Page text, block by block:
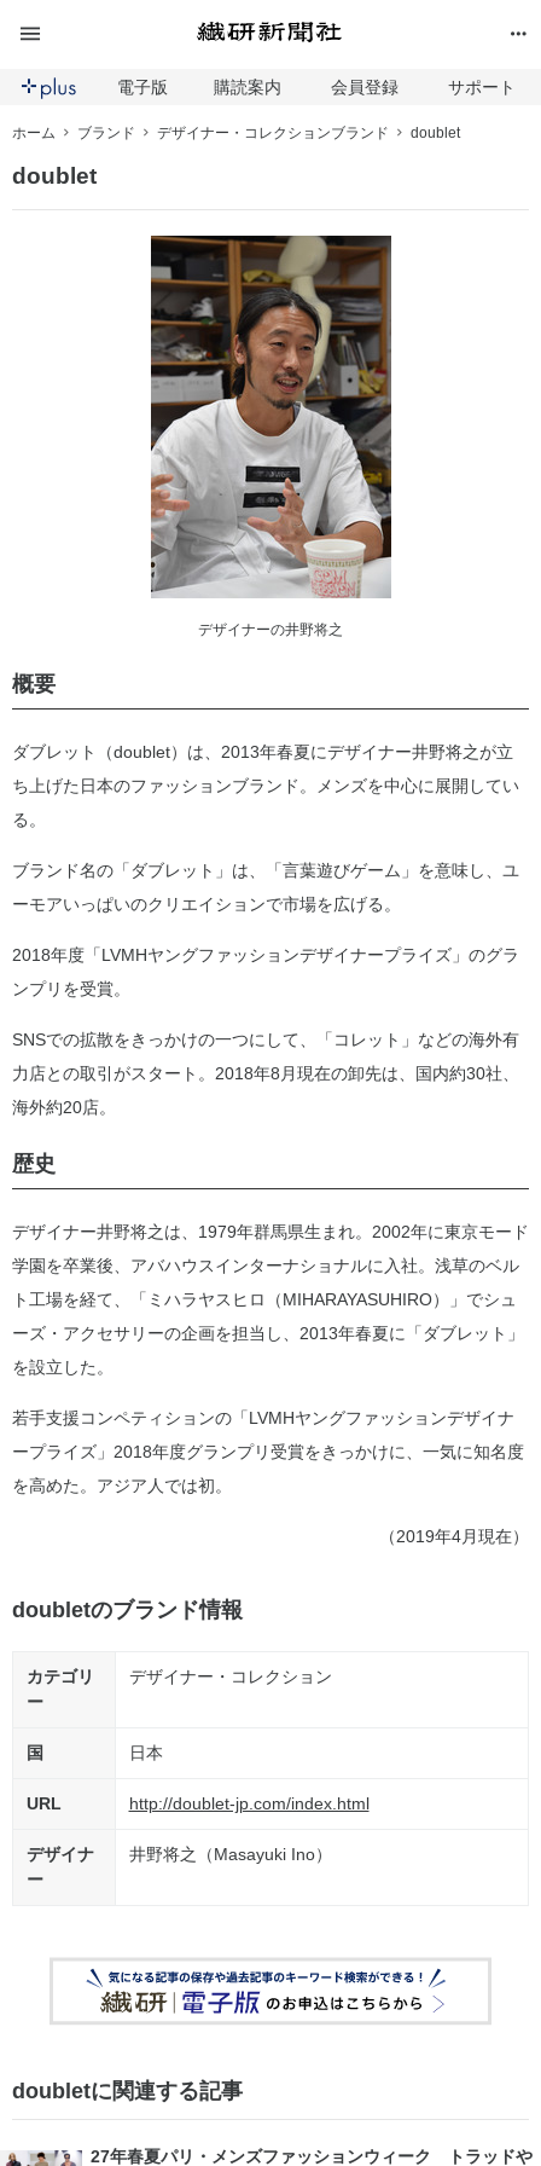
電子版 購読案内 会員登録 サポート
ホーム ブランド デザイナー・コレクションブランド doublet
doublet
デザイナーの井野将之
概要
ダブレット（doublet）は、2013年春夏にデザイナー井野将之が立
ち上げた日本のファッションブランド。メンズを中心に展開してい
る。
ブランド名の「ダブレット」は、「言葉遊びゲーム」を意味し、ユ
ーモアいっぱいのクリエイションで市場を広げる。
2018年度「LVMHヤングファッションデザイナープライズ」のグラ
ンプリを受賞。
SNSでの拡散をきっかけの一つにして、「コレット」などの海外有
力店との取引がスタート。2018年8月現在の卸先は、国内約30社、
海外約20店。
歴史
デザイナー井野将之は、1979年群馬県生まれ。2002年に東京モード
学園を卒業後、アバハウスインターナショナルに入社。浅草のベル
ト工場を経て、「ミハラヤスヒロ（MIHARAYASUHIRO）」でシュ
ーズ・アクセサリーの企画を担当し、2013年春夏に「ダブレット」
を設立した。
若手支援コンペティションの「LVMHヤングファッションデザイナ
ープライズ」2018年度グランプリ受賞をきっかけに、一気に知名度
を高めた。アジア人では初。
（2019年4月現在）
doubletのブランド情報
カテゴリ
ー
デザイナー・コレクション
国 日本
URL http://doublet-jp.com/index.html
デザイナ
ー
井野将之（Masayuki Ino）
doubletに関連する記事
27年春夏パリ・メンズファッションウィーク トラッドや